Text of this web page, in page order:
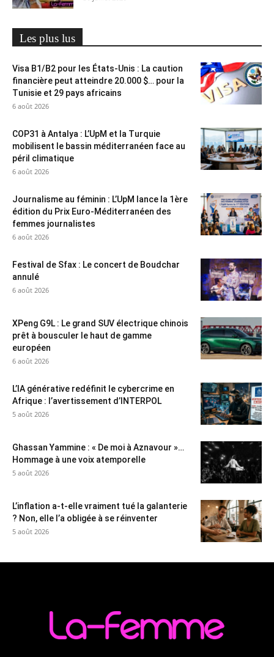
Les plus lus
Visa B1/B2 pour les États-Unis : La caution
financière peut atteindre 20.000 $… pour la
Tunisie et 29 pays africains
6 août 2026
COP31 à Antalya : L’UpM et la Turquie
mobilisent le bassin méditerranéen face au
péril climatique
6 août 2026
Journalisme au féminin : L’UpM lance la 1ère
édition du Prix Euro-Méditerranéen des
femmes journalistes
6 août 2026
Festival de Sfax : Le concert de Boudchar
annulé
6 août 2026
XPeng G9L : Le grand SUV électrique chinois
prêt à bousculer le haut de gamme
européen
6 août 2026
L’IA générative redéfinit le cybercrime en
Afrique : l’avertissement d’INTERPOL
5 août 2026
Ghassan Yammine : « De moi à Aznavour »…
Hommage à une voix atemporelle
5 août 2026
L’inflation a-t-elle vraiment tué la galanterie
? Non, elle l’a obligée à se réinventer
5 août 2026